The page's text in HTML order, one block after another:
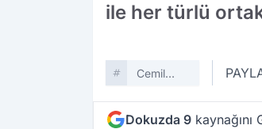
ile her türlü ortak
Cemil
Dokuzda 9